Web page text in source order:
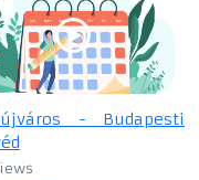
- Budapesti